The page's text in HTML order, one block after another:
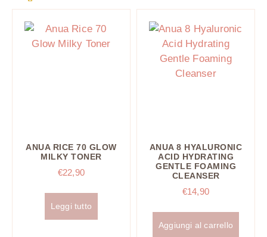
ANUA RICE 70 GLOW
MILKY TONER
€22,90
Leggi tutto
ANUA 8 HYALURONIC
ACID HYDRATING
GENTLE FOAMING
CLEANSER
€14,90
Aggiungi al carrello